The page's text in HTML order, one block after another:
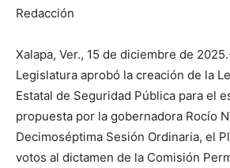
Redacción
Xalapa, Ver., 15 de diciembre de
Legislatura aprobó la creación de la
Estatal de Seguridad Pública para el
propuesta por la gobernadora Rocío
Decimoséptima Sesión Ordinaria, el
votos al dictamen de la Comisión